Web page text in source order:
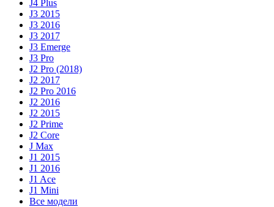
J4 Plus
J3 2015
J3 2016
J3 2017
J3 Emerge
J3 Pro
J2 Pro (2018)
J2 2017
J2 Pro 2016
J2 2016
J2 2015
J2 Prime
J2 Core
J Max
J1 2015
J1 2016
J1 Ace
J1 Mini
Все модели